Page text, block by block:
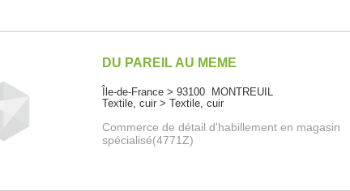
DU PAREIL AU MEME
Île-de-France > 93100 MONTREUIL
Textile, cuir > Textile, cuir
Commerce de détail d'habillement en magasin
spécialisé(4771Z)